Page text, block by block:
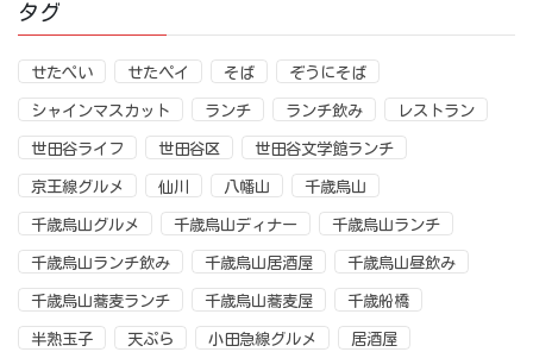
タグ
せたぺい せたペイ そば ぞうにそば
シャインマスカット ランチ ランチ飲み レストラン
世田谷ライフ 世田谷区 世田谷文学館ランチ
京王線グルメ 仙川 八幡山 千歳烏山
千歳烏山グルメ 千歳烏山ディナー 千歳烏山ランチ
千歳烏山ランチ飲み 千歳烏山居酒屋 千歳烏山昼飲み
千歳烏山蕎麦ランチ 千歳烏山蕎麦屋 千歳船橋
半熟玉子 天ぷら 小田急線グルメ 居酒屋